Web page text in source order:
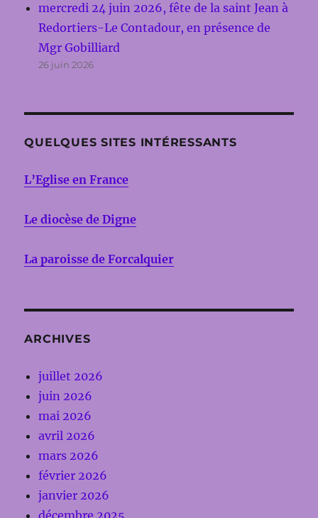
mercredi 24 juin 2026, fête de la saint Jean à
Redortiers-Le Contadour, en présence de
Mgr Gobilliard
26 juin 2026
QUELQUES SITES INTÉRESSANTS
L’Eglise en France
Le diocèse de Digne
La paroisse de Forcalquier
ARCHIVES
juillet 2026
juin 2026
mai 2026
avril 2026
mars 2026
février 2026
janvier 2026